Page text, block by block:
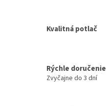
Kvalitná potlač
Rýchle doručenie
Zvyčajne do 3 dní